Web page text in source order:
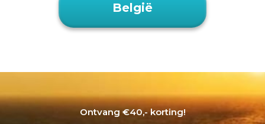
België
Ontvang €40,- korting!